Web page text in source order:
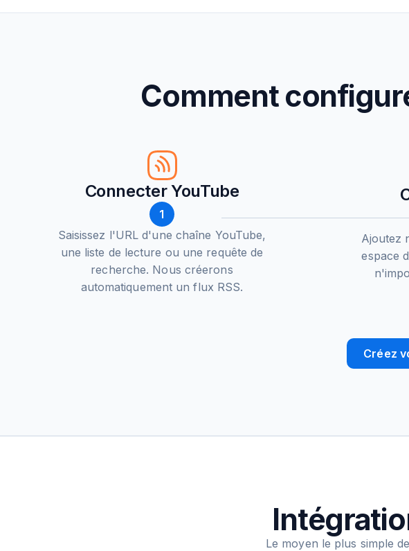
Comment
Connecter YouTube
1
Saisissez l'URL d'une chaîne YouTube,
une liste de lecture ou une requête de
recherche. Nous créerons
automatiquement un flux RSS.
Ajoutez
espace
Créez
Le moyen le plus simple